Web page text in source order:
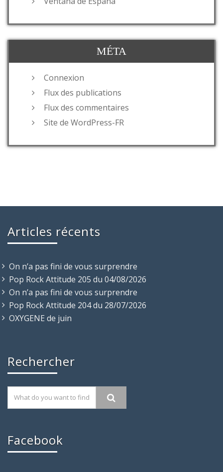
MÉTA
Connexion
Flux des publications
Flux des commentaires
Site de WordPress-FR
Articles récents
On n’a pas fini de vous surprendre
Pop Rock Attitude 205 du 04/08/2026
On n’a pas fini de vous surprendre
Pop Rock Attitude 204 du 28/07/2026
OXYGENE de juin
Rechercher
Facebook